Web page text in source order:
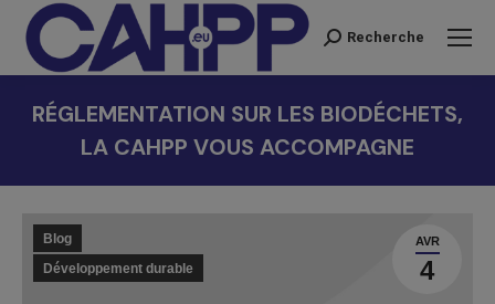
Recherche
Recherche
RÉGLEMENTATION SUR LES BIODÉCHETS,
LA CAHPP VOUS ACCOMPAGNE
AVR
4
Blog
Développement durable